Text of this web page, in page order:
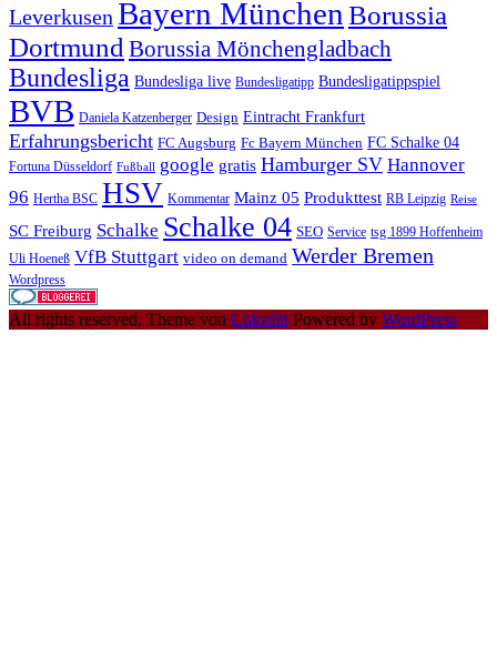
Leverkusen Bayern München Borussia
Dortmund Borussia Mönchengladbach
Bundesliga Bundesliga live Bundesligatipp Bundesligatippspiel
BVB Daniela Katzenberger Design Eintracht Frankfurt
Erfahrungsbericht FC Augsburg Fc Bayern München FC Schalke 04
Fortuna Düsseldorf Fußball google gratis Hamburger SV Hannover
96 Hertha BSC HSV Kommentar Mainz 05 Produkttest RB Leipzig Reise
SC Freiburg Schalke Schalke 04 SEO Service tsg 1899 Hoffenheim
Uli Hoeneß VfB Stuttgart video on demand Werder Bremen
Wordpress
All rights reserved. Theme von Colorlib Powered by WordPress